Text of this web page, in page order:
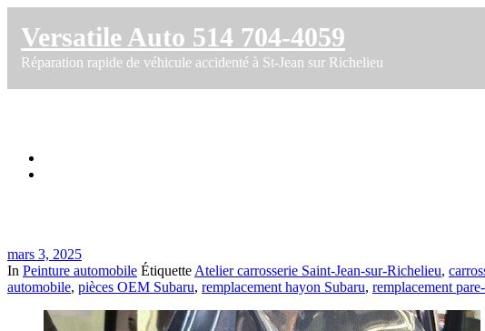
Versatile Auto 514 704-4059
Réparation rapide de véhicule accidenté à St-Jean sur Richelieu
mars 3, 2025
In Peinture automobile Étiquette Atelier carrosserie Saint-Jean-sur-Richelieu,
automobile, pièces OEM Subaru, remplacement hayon Subaru, remplacement